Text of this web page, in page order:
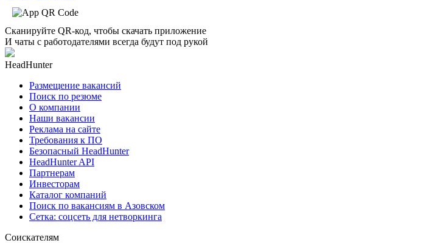
Сканируйте QR-код, чтобы скачать приложение
И чаты с работодателями всегда будут под рукой
HeadHunter
Размещение вакансий
Поиск по резюме
О компании
Наши вакансии
Реклама на сайте
Требования к ПО
Безопасный HeadHunter
HeadHunter API
Партнерам
Инвесторам
Каталог компаний
Поиск по вакансиям в Азовском
Сетка: соцсеть для нетворкинга
Соискателям